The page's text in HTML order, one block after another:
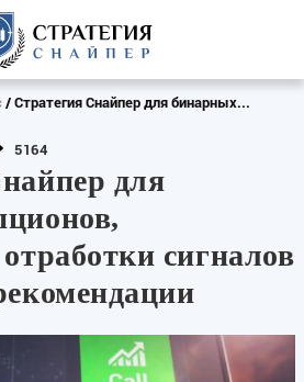
Стратегия Снайпер для бинарных...
5164
для
сигналов